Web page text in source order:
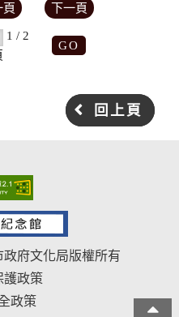
頁 下一頁
1 / 2
回上頁
政府文化局版權所有
護政策
政策